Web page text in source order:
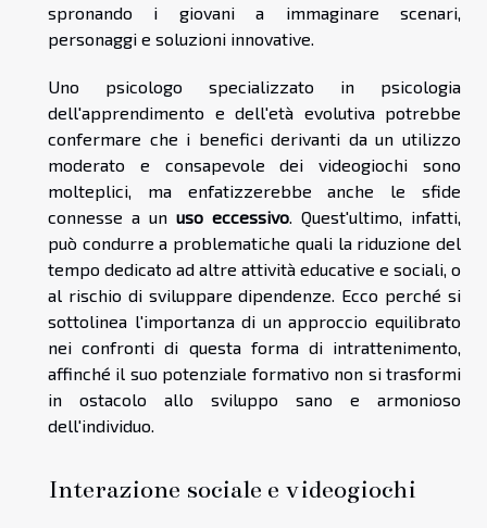
spronando i giovani a immaginare scenari,
personaggi e soluzioni innovative.
Uno psicologo specializzato in psicologia
dell'apprendimento e dell'età evolutiva potrebbe
confermare che i benefici derivanti da un utilizzo
moderato e consapevole dei videogiochi sono
molteplici, ma enfatizzerebbe anche le sfide
connesse a un uso eccessivo . Quest'ultimo, infatti,
può condurre a problematiche quali la riduzione del
tempo dedicato ad altre attività educative e sociali, o
al rischio di sviluppare dipendenze. Ecco perché si
sottolinea l'importanza di un approccio equilibrato
nei confronti di questa forma di intrattenimento,
affinché il suo potenziale formativo non si trasformi
in ostacolo allo sviluppo sano e armonioso
dell'individuo.
Interazione sociale e videogiochi